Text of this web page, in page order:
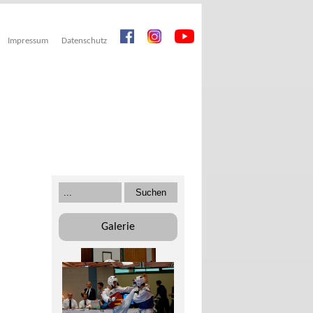
Impressum Datenschutz
Galerie